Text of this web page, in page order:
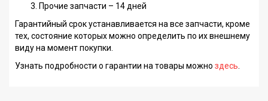
Прочие запчасти – 14 дней
Гарантийный срок устанавливается на все запчасти, кроме
тех, состояние которых можно определить по их внешнему
виду на момент покупки.
Узнать подробности о гарантии на товары можно здесь.